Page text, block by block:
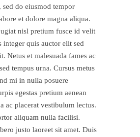
do eiusmod tempor
et dolore magna aliqua.
nisl pretium fusce id velit
integer quis auctor elit sed
Netus et malesuada fames ac
tempus urna. Cursus metus
mi in nulla posuere
egestas pretium aenean
ac placerat vestibulum lectus.
aliquam nulla facilisi.
justo laoreet sit amet. Duis